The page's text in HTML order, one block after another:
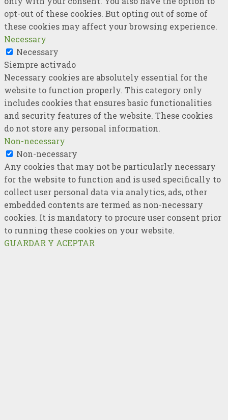
opt-out of these cookies. But opting out of some of
these cookies may affect your browsing experience.
Necessary
Necessary
Siempre activado
Necessary cookies are absolutely essential for the
website to function properly. This category only
includes cookies that ensures basic functionalities
and security features of the website. These cookies
do not store any personal information.
Non-necessary
Non-necessary
Any cookies that may not be particularly necessary
for the website to function and is used specifically to
collect user personal data via analytics, ads, other
embedded contents are termed as non-necessary
cookies. It is mandatory to procure user consent prior
to running these cookies on your website.
GUARDAR Y ACEPTAR